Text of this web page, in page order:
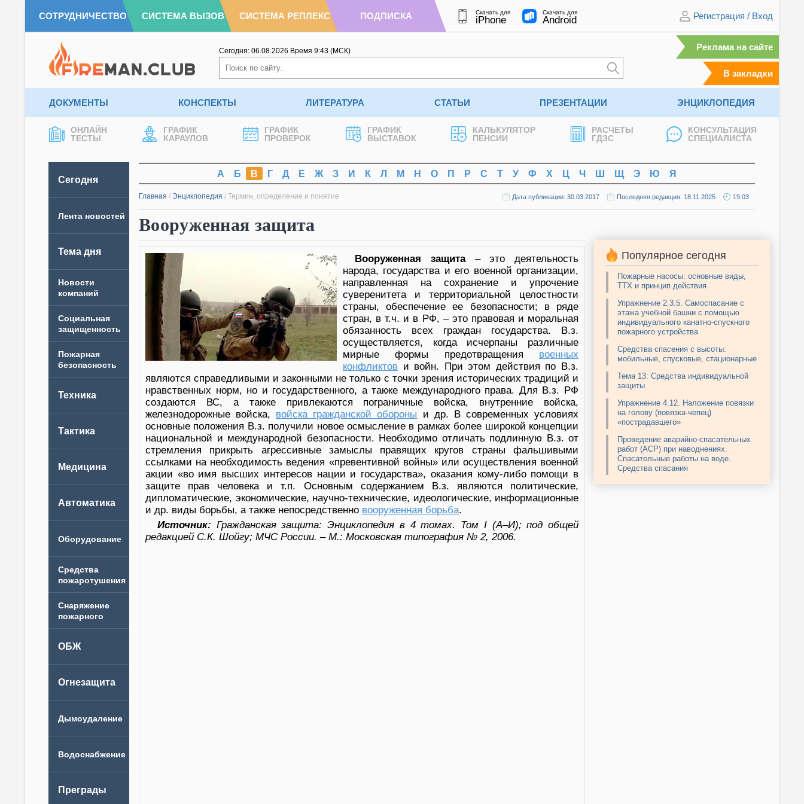
СОТРУДНИЧЕСТВО СИСТЕМА ВЫЗОВ СИСТЕМА РЕПЛЕКС ПОДПИСКА Скачать для
iPhone
Скачать для
Android Регистрация / Вход
Сегодня: 06.08.2026 Время 9:43 (МСК) Реклама на сайте
В закладки
ДОКУМЕНТЫ КОНСПЕКТЫ ЛИТЕРАТУРА СТАТЬИ ПРЕЗЕНТАЦИИ ЭНЦИКЛОПЕДИЯ
ОНЛАЙН
ТЕСТЫ
ГРАФИК
КАРАУЛОВ
ГРАФИК
ПРОВЕРОК
ГРАФИК
ВЫСТАВОК
КАЛЬКУЛЯТОР
ПЕНСИИ
РАСЧЕТЫ
ГДЗС
КОНСУЛЬТАЦИЯ
СПЕЦИАЛИСТА
Сегодня
Лента новостей
Тема дня
Новости
компаний
А Б В Г Д Е Ж З И К Л М Н О П Р С Т У Ф Х Ц Ч Ш Щ Э Ю Я
Главная / Энциклопедия / Термин, определение и понятие Дата публикации: 30.03.2017 Последняя редакция: 18.11.2025 19:03
Вооруженная защита
Вооруженная защита– это деятельность
народа, государства и его военной организации,
направленная на сохранение и упрочение
суверенитета и территориальной целостности
страны, обеспечение ее безопасности; в ряде
стран, в т.ч. и в РФ, – это правовая и моральная
обязанность всех граждан государства. В.з.
осуществляется, когда исчерпаны различные
мирные формы предотвращения военных
конфликтов и войн. При этом действия по В.з.
являются справедливыми и законными не только с точки зрения исторических традиций и
нравственных норм, но и государственного, а также международного права. Для В.з. РФ
создаются ВС, а также привлекаются пограничные войска, внутренние войска,
железнодорожные войска, войска гражданской обороны и др. В современных условиях
основные положения В.з. получили новое осмысление в рамках более широкой концепции
национальной и международной безопасности. Необходимо отличать подлинную В.з. от
стремления прикрыть агрессивные замыслы правящих кругов страны фальшивыми
ссылками на необходимость ведения «превентивной войны» или осуществления военной
акции «во имя высших интересов нации и государства», оказания кому-либо помощи в
защите прав человека и т.п. Основным содержанием В.з. являются политические,
дипломатические, экономические, научно-технические, идеологические, информационные
и др. виды борьбы, а также непосредственно вооруженная борьба.
Источник: Гражданская защита: Энциклопедия в 4 томах. Том I (А–И); под общей
редакцией С.К. Шойгу; МЧС России. – М.: Московская типография № 2, 2006.
Популярное сегодня
Пожарные насосы: основные виды,
ТТХ и принцип действия
Упражнение 2.3.5. Самоспасание с
этажа учебной башни с помощью
индивидуального канатно-спускного
пожарного устройства
Средства спасения с высоты:
мобильные, спусковые, стационарные
Тема 13: Средства индивидуальной
защиты
Упражнение 4.12. Наложение повязки
на голову (повязка-чепец)
«пострадавшего»
Проведение аварийно-спасательных
работ (АСР) при наводнениях.
Спасательные работы на воде.
Средства спасания